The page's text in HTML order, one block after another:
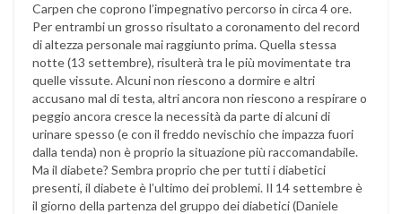
Carpen che coprono l’impegnativo percorso in circa 4 ore.
Per entrambi un grosso risultato a coronamento del record
di altezza personale mai raggiunto prima. Quella stessa
notte (13 settembre), risulterà tra le più movimentate tra
quelle vissute. Alcuni non riescono a dormire e altri
accusano mal di testa, altri ancora non riescono a respirare o
peggio ancora cresce la necessità da parte di alcuni di
urinare spesso (e con il freddo nevischio che impazza fuori
dalla tenda) non è proprio la situazione più raccomandabile.
Ma il diabete? Sembra proprio che per tutti i diabetici
presenti, il diabete è l’ultimo dei problemi. Il 14 settembre è
il giorno della partenza del gruppo dei diabetici (Daniele